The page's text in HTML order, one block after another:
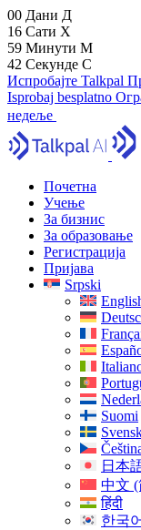
00 Дани Д
16 Сати Х
59 Минути М
41 Секунде С
Испробајте Talkpal
Isprobaj besplatno
недеље
Почетна
Учење
За бизнис
За образовање
Регистрација
Пријава
Srpski
Suomi
日本
中文
हिंदी
한국어